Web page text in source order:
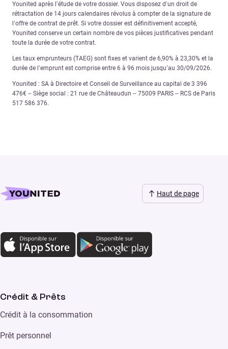
Younited après l’étude de votre dossier. Vous disposez d’un droit de
rétractation de 14 jours calendaires révolus à compter de la signature de
l’offre de contrat de prêt. Si votre dossier est définitivement accepté,
Younited conserve un certain nombre de vos pièces justificatives pendant
toute la durée de votre contrat.
Les taux emprunteurs (TAEG) sont fixes et varient de 6,90% à 23,30% et la
durée de l’emprunt est comprise entre 6 à 96 mois jusqu’au 30/09/2026.
Younited : SA à Directoire et Conseil de Surveillance au capital de 3 396
476€ – Siège social : 21 rue de Châteaudun – 75009 PARIS – RCS de Paris
517 586 376.
Haut de page
Crédit & Prêts
Crédit à la consommation
Prêt personnel